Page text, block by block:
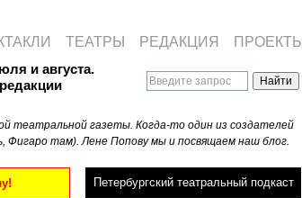
театральной газеты. Когда-то один из создателей
Фигаро там). Лене Попову мы и посвящаем наш блог.
и августа.
Петербургский театральный подкаст
ТЕАТРЫ РЕДАКЦИЯ ПРОЕКТЫ